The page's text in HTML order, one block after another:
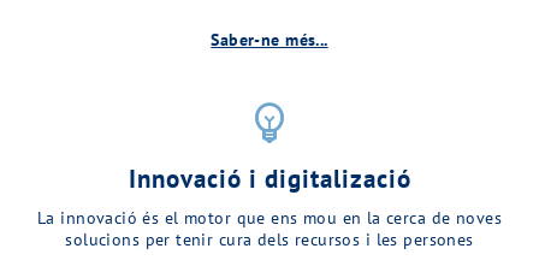
Saber-ne més...
emoji_objects
Innovació i digitalizació
La innovació és el motor que ens mou en la cerca de noves
solucions per tenir cura dels recursos i les persones